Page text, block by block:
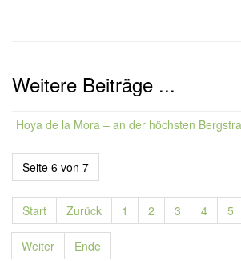
Weitere Beiträge ...
Hoya de la Mora – an der höchsten
Seite 6 von 7
Start Zurück 1 2 3 4 5
Weiter Ende